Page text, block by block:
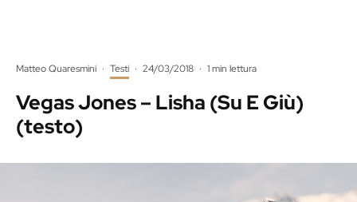
Matteo Quaresmini · Testi · 24/03/2018 · 1 min lettura
Vegas Jones – Lisha (Su E Giù)
(testo)